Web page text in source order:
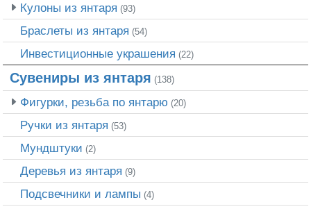
Кулоны из янтаря (93)
Браслеты из янтаря (54)
Инвестиционные украшения (22)
Сувениры из янтаря (138)
Фигурки, резьба по янтарю (20)
Ручки из янтаря (53)
Мундштуки (2)
Деревья из янтаря (9)
Подсвечники и лампы (4)